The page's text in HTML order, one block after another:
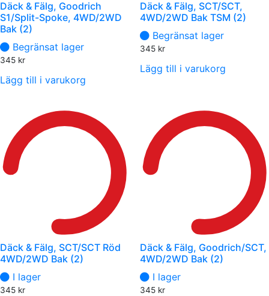
Däck & Fälg, Goodrich
S1/Split-Spoke, 4WD/2WD
Bak (2)
Begränsat lager
345 kr
Lägg till i varukorg
Däck & Fälg, SCT/SCT,
4WD/2WD Bak TSM (2)
Begränsat lager
345 kr
Lägg till i varukorg
Däck & Fälg, SCT/SCT Röd
4WD/2WD Bak (2)
I lager
345 kr
Däck & Fälg, Goodrich/SCT,
4WD/2WD Bak (2)
I lager
345 kr